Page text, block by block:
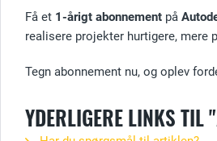
Få et 1-årigt abonnement på
realisere projekter hurtigere,
Tegn abonnement nu, og oplev
YDERLIGERE LINKS TIL